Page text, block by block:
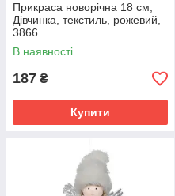
Прикраса новорічна 18 см,
Дівчинка, текстиль, рожевий,
3866
В наявності
187 ₴
Купити